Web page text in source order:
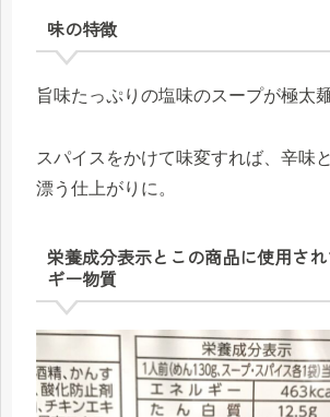
味の特徴
旨味たっぷりの塩味のスープが極太
スパイスをかけて味変すれば、辛味
漂う仕上がりに。
栄養成分表示とこの商品に使用さ
ギー物質